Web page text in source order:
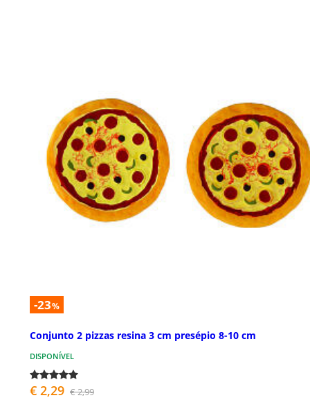
-23%
Conjunto 2 pizzas resina 3 cm presépio 8-10 cm
DISPONÍVEL
€ 2,29 € 2,99